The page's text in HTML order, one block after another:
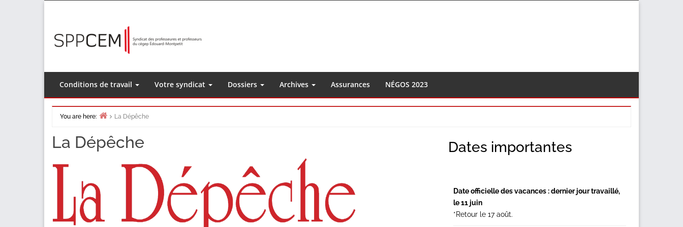
Conditions de travail Votre syndicat Dossiers Archives Assurances NÉGOS 2023
You are here:
La Dépêche
La Dépêche
Secondary
Sidebar
Dates importantes
Date officielle des vacances : dernier jour travaillé,
le 11 juin
*Retour le 17 août.